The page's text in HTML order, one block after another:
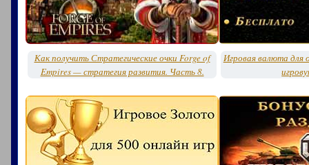
Как получить Стратегические очки Forge of
Empires — стратегия развития. Часть 8.
Игровая валюта для